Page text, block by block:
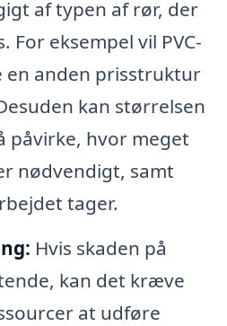
af typen af rør, der
For eksempel vil PVC-
en anden prisstruktur
kan størrelsen
påvirke, hvor meget
nødvendigt, samt
tager.
Hvis skaden på
kan det kræve
at udføre